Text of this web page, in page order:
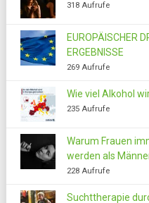
318 Aufrufe
EUROPÄISCHER
ERGEBNISSE
269 Aufrufe
Wie viel Alkohol
235 Aufrufe
Warum Frauen
werden als
228 Aufrufe
Suchttherapie